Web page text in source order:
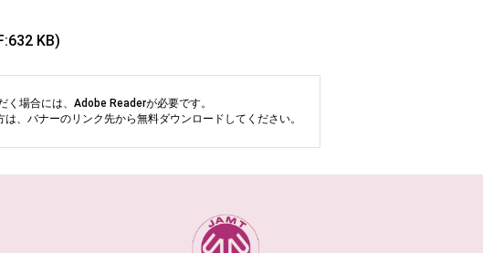
KB)
く場合には、Adobe Readerが必要です。
、バナーのリンク先から無料ダウンロードしてください。